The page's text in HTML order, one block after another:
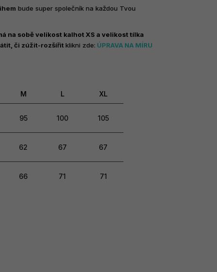
bude super společník na každou Tvou
na sobě velikost kalhot XS a velikost tílka
či zúžit-rozšířitklikni zde: ÚPRAVA NA MÍRU
M L XL
95 100 105
62 67 67
66 71 71